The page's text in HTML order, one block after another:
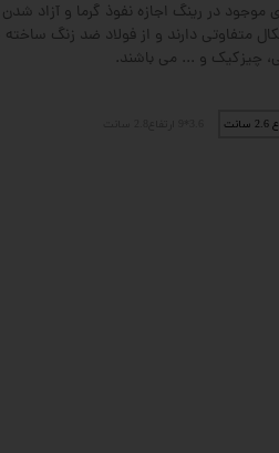
موجود در رینگ اجازه نفوذ گرما و آزاد
متفاوتی دارند و از فولاد ضد زنگ ساخته
چیزکیک و ... می باشند.